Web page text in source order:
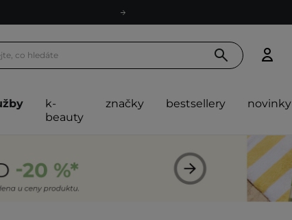
k-
beauty
značky bestsellery novinky